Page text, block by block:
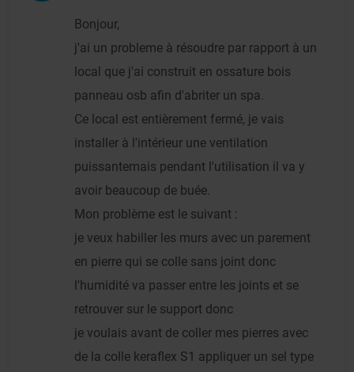
Bonjour,
j'ai un probleme à résoudre par rapport à un
local que j'ai construit en ossature bois
panneau osb afin d'abriter un spa.
Ce local est entièrement fermé, je vais
installer à l'intérieur une ventilation
puissantemais pendant l'utilisation il va y
avoir beaucoup de buée.
Mon problème est le suivant :
je veux habiller les murs avec un parement
en pierre qui se colle sans joint donc
l'humidité va passer entre les joints et se
retrouver sur le support donc
je voulais avant de coller mes pierres avec
de la colle keraflex S1 appliquer un sel type